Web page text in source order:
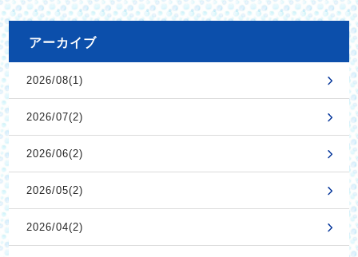
アーカイブ
2026/08(1)
2026/07(2)
2026/06(2)
2026/05(2)
2026/04(2)